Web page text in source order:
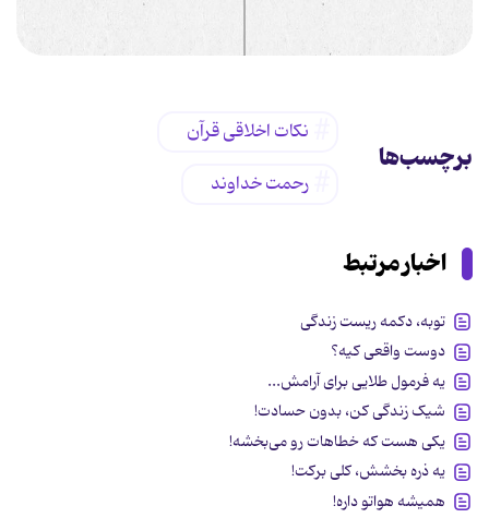
برچسب‌ها
نکات اخلاقی قرآن
رحمت خداوند
اخبار مرتبط
توبه، دکمه ریست زندگی
دوست واقعی کیه؟
یه فرمول طلایی برای آرامش...
شیک زندگی کن، بدون حسادت!
یکی هست که خطاهات رو می‌بخشه!
یه ذره بخشش، کلی برکت!
همیشه هواتو داره!